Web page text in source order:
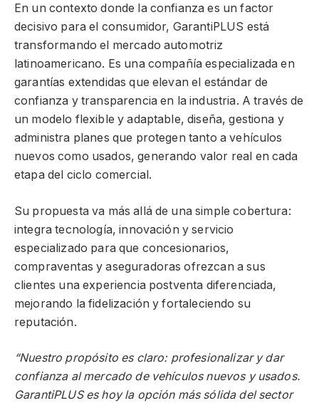
En un contexto donde la confianza es un factor
decisivo para el consumidor, GarantiPLUS está
transformando el mercado automotriz
latinoamericano. Es una compañía especializada en
garantías extendidas que elevan el estándar de
confianza y transparencia en la industria. A través de
un modelo flexible y adaptable, diseña, gestiona y
administra planes que protegen tanto a vehículos
nuevos como usados, generando valor real en cada
etapa del ciclo comercial.
Su propuesta va más allá de una simple cobertura:
integra tecnología, innovación y servicio
especializado para que concesionarios,
compraventas y aseguradoras ofrezcan a sus
clientes una experiencia postventa diferenciada,
mejorando la fidelización y fortaleciendo su
reputación.
“Nuestro propósito es claro: profesionalizar y dar
confianza al mercado de vehículos nuevos y usados.
GarantiPLUS es hoy la opción más sólida del sector